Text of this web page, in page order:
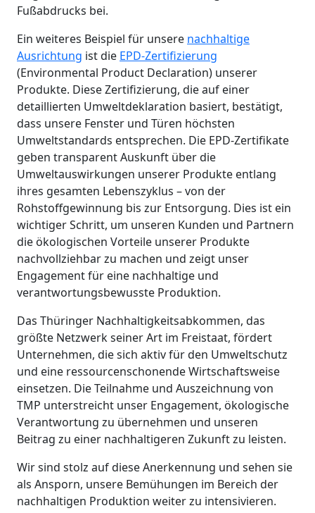
Fußabdrucks bei.
Ein weiteres Beispiel für unsere nachhaltige
Ausrichtung ist die EPD-Zertifizierung
(Environmental Product Declaration) unserer
Produkte. Diese Zertifizierung, die auf einer
detaillierten Umweltdeklaration basiert, bestätigt,
dass unsere Fenster und Türen höchsten
Umweltstandards entsprechen. Die EPD-Zertifikate
geben transparent Auskunft über die
Umweltauswirkungen unserer Produkte entlang
ihres gesamten Lebenszyklus – von der
Rohstoffgewinnung bis zur Entsorgung. Dies ist ein
wichtiger Schritt, um unseren Kunden und Partnern
die ökologischen Vorteile unserer Produkte
nachvollziehbar zu machen und zeigt unser
Engagement für eine nachhaltige und
verantwortungsbewusste Produktion.
Das Thüringer Nachhaltigkeitsabkommen, das
größte Netzwerk seiner Art im Freistaat, fördert
Unternehmen, die sich aktiv für den Umweltschutz
und eine ressourcenschonende Wirtschaftsweise
einsetzen. Die Teilnahme und Auszeichnung von
TMP unterstreicht unser Engagement, ökologische
Verantwortung zu übernehmen und unseren
Beitrag zu einer nachhaltigeren Zukunft zu leisten.
Wir sind stolz auf diese Anerkennung und sehen sie
als Ansporn, unsere Bemühungen im Bereich der
nachhaltigen Produktion weiter zu intensivieren.